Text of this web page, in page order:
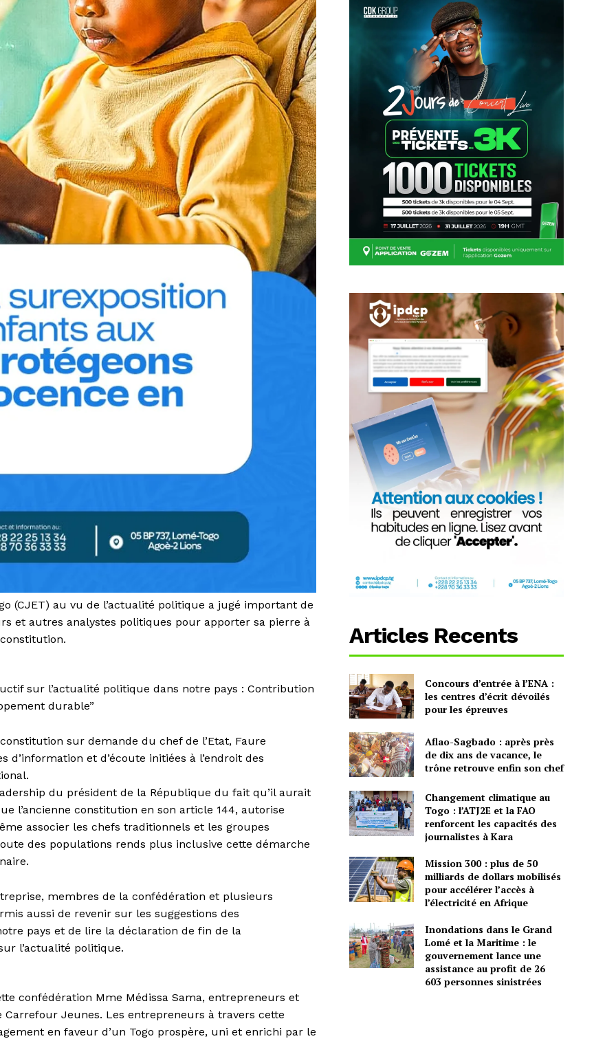
(CJET) au vu de l’actualité politique a jugé important de
et autres analystes politiques pour apporter sa pierre à
sur l’actualité politique dans notre pays : Contribution
durable”
sur demande du chef de l’Etat, Faure
d’information et d’écoute initiées à l’endroit des
du président de la République du fait qu’il aurait
l’ancienne constitution en son article 144, autorise
associer les chefs traditionnels et les groupes
des populations rends plus inclusive cette démarche
membres de la confédération et plusieurs
aussi de revenir sur les suggestions des
pays et de lire la déclaration de fin de la
l’actualité politique.
confédération Mme Médissa Sama, entrepreneurs et
Jeunes. Les entrepreneurs à travers cette
en faveur d’un Togo prospère, uni et enrichi par le
Articles Recents
Concours d’entrée à l’ENA :
les centres d’écrit dévoilés
pour les épreuves
Aflao-Sagbado : après près
de dix ans de vacance, le
trône retrouve enfin son chef
Changement climatique au
Togo : l’ATJ2E et la FAO
renforcent les capacités des
journalistes à Kara
Mission 300 : plus de 50
milliards de dollars mobilisés
pour accélérer l’accès à
l’électricité en Afrique
Inondations dans le Grand
Lomé et la Maritime : le
gouvernement lance une
assistance au profit de 26
603 personnes sinistrées